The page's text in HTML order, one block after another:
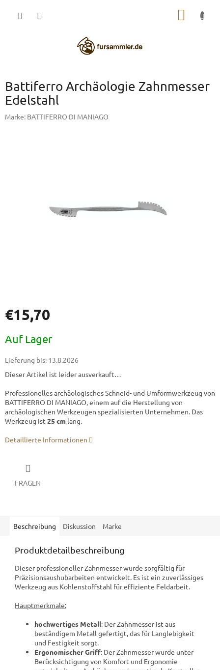
Battiferro Archäologie Zahnmesser
Edelstahl
Marke: BATTIFERRO DI MANIAGO
€15,70
Auf Lager
Lieferung bis: 13.8.2026
Dieser Artikel ist leider ausverkauft…
Professionelles archäologisches Schneid- und Umformwerkzeug von
BATTIFERRO DI MANIAGO, einem auf die Herstellung von
archäologischen Werkzeugen spezialisierten Unternehmen. Das
Werkzeug ist 25 cm lang.
Detaillierte Informationen
FRAGEN
Beschreibung Diskussion Marke
Produktdetailbeschreibung
Dieser professioneller Zahnmesser wurde sorgfältig für
Präzisionsaushubarbeiten entwickelt. Es ist ein zuverlässiges
Werkzeug aus Kohlenstoffstahl für effiziente Feldarbeit.
Hauptmerkmale:
hochwertiges Metall: Der Zahnmesser ist aus
beständigem Metall gefertigt, das für Langlebigkeit
und Festigkeit sorgt.
Ergonomischer Griff: Der Zahnmesser wurde unter
Berücksichtigung von Komfort und Ergonomie